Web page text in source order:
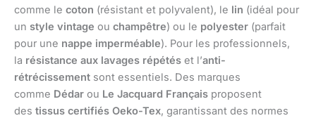
comme le coton (résistant et polyvalent), le lin (idéal pour
un style vintage ou champêtre) ou le polyester (parfait
pour une nappe imperméable). Pour les professionnels,
la résistance aux lavages répétés et l’anti-
rétrécissement sont essentiels. Des marques
comme Dédar ou Le Jacquard Français proposent
des tissus certifiés Oeko-Tex, garantissant des normes